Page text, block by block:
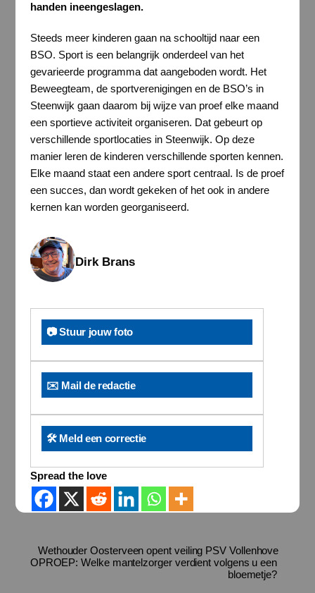
handen ineengeslagen.
Steeds meer kinderen gaan na schooltijd naar een
BSO. Sport is een belangrijk onderdeel van het
gevarieerde programma dat aangeboden wordt. Het
Beweegteam, de sportverenigingen en de BSO’s in
Steenwijk gaan daarom bij wijze van proef elke maand
een sportieve activiteit organiseren. Dat gebeurt op
verschillende sportlocaties in Steenwijk. Op deze
manier leren de kinderen verschillende sporten kennen.
Elke maand staat een andere sport centraal. Is de proef
een succes, dan wordt gekeken of het ook in andere
kernen kan worden georganiseerd.
Dirk Brans
📷 Stuur jouw foto
✉️ Mail de redactie
🛠️ Meld een correctie
Spread the love
Wethouder Oosterveen opent veiling PSV Vollenhove
OPROEP: Welke mantelzorger verdient volgens u een
bloemetje?